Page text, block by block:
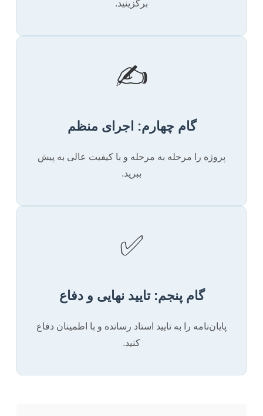
برگزینید.
✍️
گام چهارم: اجرای منظم
پروژه را مرحله به مرحله و با کیفیت عالی به پیش
ببرید.
✅
گام پنجم: تایید نهایی و دفاع
پایان‌نامه را به تایید استاد رسانده و با اطمینان دفاع
کنید.